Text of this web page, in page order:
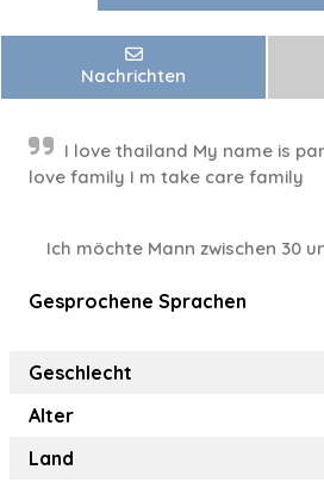
Nachrichten
I love thailand My name is
love family I m take care family
Ich möchte Mann zwischen 30
Gesprochene Sprachen
Geschlecht
Alter
Land